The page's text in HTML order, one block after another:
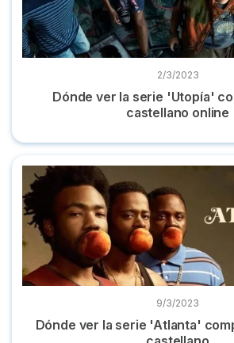
2/3/2023
Dónde ver la serie 'Utopía'
castellano online
Dónde ver la serie 'Atlanta' completa
9/3/2023
Dónde ver la serie 'Atlanta'